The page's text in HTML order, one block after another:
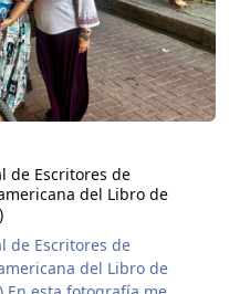
de Escritores de
del Libro de
de Escritores de
del Libro de